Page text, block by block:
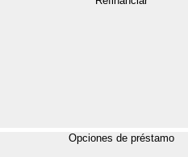
Opciones de préstamo